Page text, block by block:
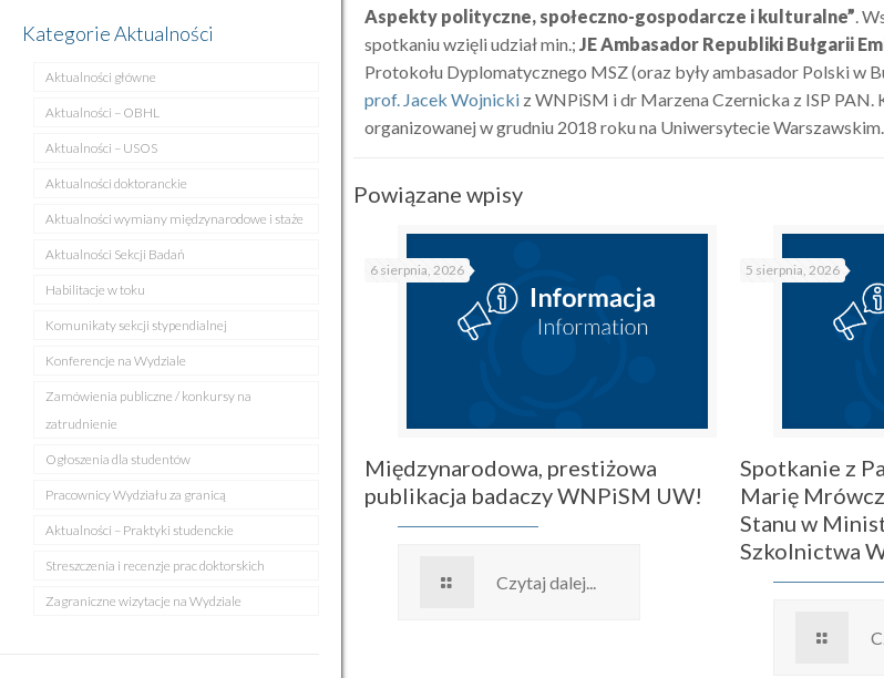
Aspekty polityczne, społeczno-gospodarcze i kulturalne”.
spotkaniu wzięli udział min.;JE Ambasador Republiki Bułgarii
Protokołu Dyplomatycznego MSZ (oraz były ambasador Polski
prof. Jacek Wojnicki z WNPiSM i dr Marzena Czernicka z ISP
organizowanej w grudniu 2018 roku na Uniwersytecie Warszawskim.
Powiązane wpisy
6 sierpnia, 2026
Międzynarodowa, prestiżowa
publikacja badaczy WNPiSM UW!
Czytaj dalej...
5 sierpnia, 2026
Spotkanie z
Marię
Stanu w
Szkolnictwa
Kategorie Aktualności
Aktualności główne
Aktualności – OBHL
Aktualności – USOS
Aktualności doktoranckie
Aktualności wymiany międzynarodowe i staże
Aktualności Sekcji Badań
Habilitacje w toku
Komunikaty sekcji stypendialnej
Konferencje na Wydziale
Zamówienia publiczne / konkursy na
zatrudnienie
Ogłoszenia dla studentów
Pracownicy Wydziału za granicą
Aktualności – Praktyki studenckie
Streszczenia i recenzje prac doktorskich
Zagraniczne wizytacje na Wydziale